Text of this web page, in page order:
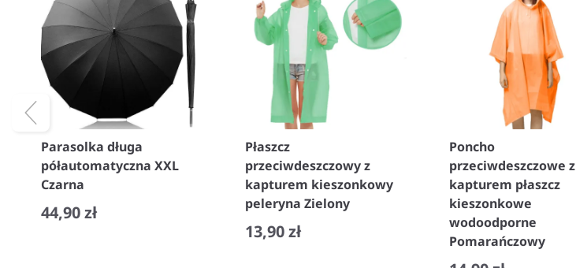
Parasolka długa
półautomatyczna XXL
Czarna
44,90 zł
Płaszcz
przeciwdeszczowy z
kapturem kieszonkowy
peleryna Zielony
13,90 zł
Poncho
przeciwdeszczowe z
kapturem płaszcz
kieszonkowe
wodoodporne
Pomarańczowy